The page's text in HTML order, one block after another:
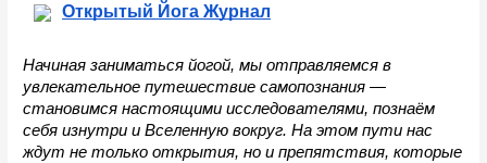
Открытый Йога Журнал
Начиная заниматься йогой, мы отправляемся в
увлекательное путешествие самопознания —
становимся настоящими исследователями, познаём
себя изнутри и Вселенную вокруг. На этом пути нас
ждут не только открытия, но и препятствия, которые